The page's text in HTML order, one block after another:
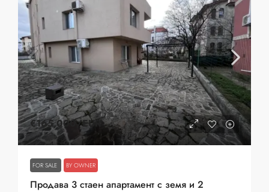
€165,000/ЕUR
FOR SALE BY OWNER
Продава 3 стаен апартамент с земя и 2